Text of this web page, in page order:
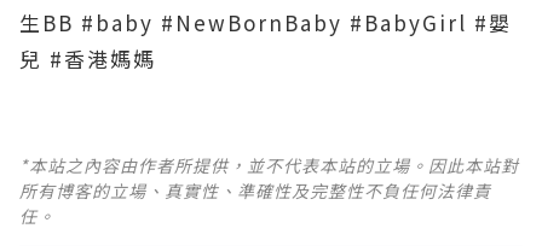
生BB #baby #NewBornBaby #BabyGirl #嬰
兒 #香港媽媽
*本站之內容由作者所提供，並不代表本站的立場。因此本站對
所有博客的立場、真實性、準確性及完整性不負任何法律責
任。